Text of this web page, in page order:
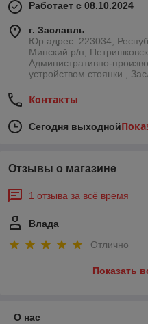
Работает с 08.10.2024
г. Заславль
Юр.адрес: 223034,
Минский р/н,
Административно-
устройством стоянки.,
Контакты
Сегодня выходной
Отзывы о магазине
1 отзыва за всё время
Влада
Отлично
Показать
О нас